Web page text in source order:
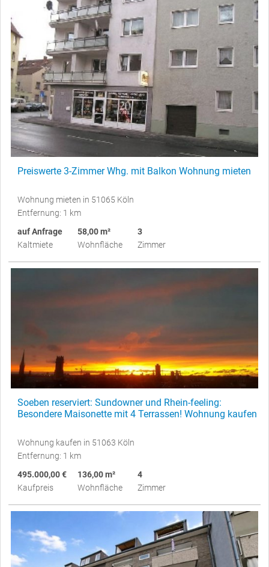
Preiswerte 3-Zimmer Whg. mit Balkon Wohnung mieten
Wohnung mieten in 51065 Köln
Entfernung: 1 km
auf Anfrage
Kaltmiete
58,00 m²
Wohnfläche
3
Zimmer
Soeben reserviert: Sundowner und Rhein-feeling:
Besondere Maisonette mit 4 Terrassen! Wohnung kaufen
Wohnung kaufen in 51063 Köln
Entfernung: 1 km
495.000,00 €
Kaufpreis
136,00 m²
Wohnfläche
4
Zimmer